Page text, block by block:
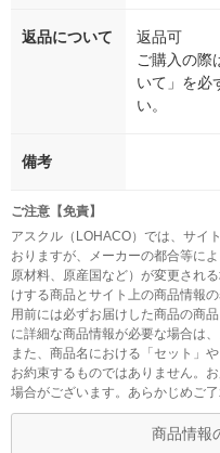
返品について
返品可
ご購入の際
いて」を必
い。
備考
ご注意【免責】
アスクル（LOHACO）では、サイ
おりますが、メーカーの都合等に
原材料、原産国など）が変更され
けする商品とサイト上の商品情報
用前には必ずお届けした商品の商
に詳細な商品情報が必要な場合は
また、商品名における「セット」
お約束するものではありません。
場合がございます。あらかじめご了
商品情報